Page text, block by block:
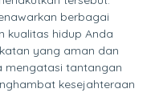
berbagai
kualitas hidup Anda
yang aman dan
mengatasi tantangan
kesejahteraan